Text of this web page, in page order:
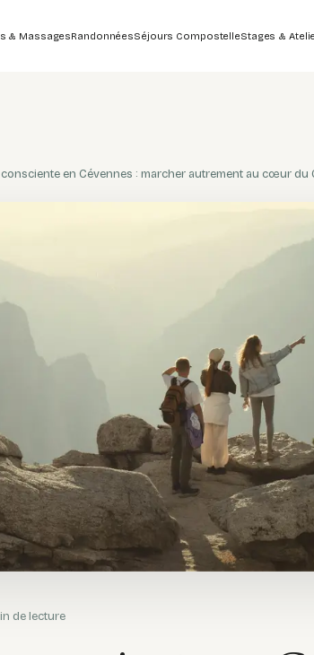
& MassagesRandonnéesSéjours CompostelleStages &
en Cévennes : marcher autrement au cœur du
de lecture